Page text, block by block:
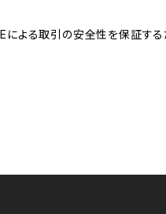
による取引の安全性を保証す